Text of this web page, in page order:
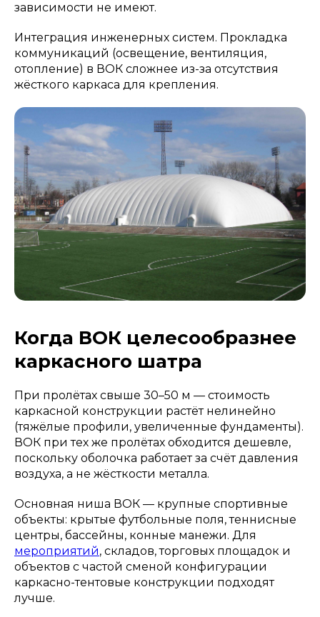
зависимости не имеют.
Интеграция инженерных систем. Прокладка
коммуникаций (освещение, вентиляция,
отопление) в ВОК сложнее из-за отсутствия
жёсткого каркаса для крепления.
Когда ВОК целесообразнее
каркасного шатра
При пролётах свыше 30–50 м — стоимость
каркасной конструкции растёт нелинейно
(тяжёлые профили, увеличенные фундаменты).
ВОК при тех же пролётах обходится дешевле,
поскольку оболочка работает за счёт давления
воздуха, а не жёсткости металла.
Основная ниша ВОК — крупные спортивные
объекты: крытые футбольные поля, теннисные
центры, бассейны, конные манежи. Для
мероприятий, складов, торговых площадок и
объектов с частой сменой конфигурации
каркасно-тентовые конструкции подходят
лучше.